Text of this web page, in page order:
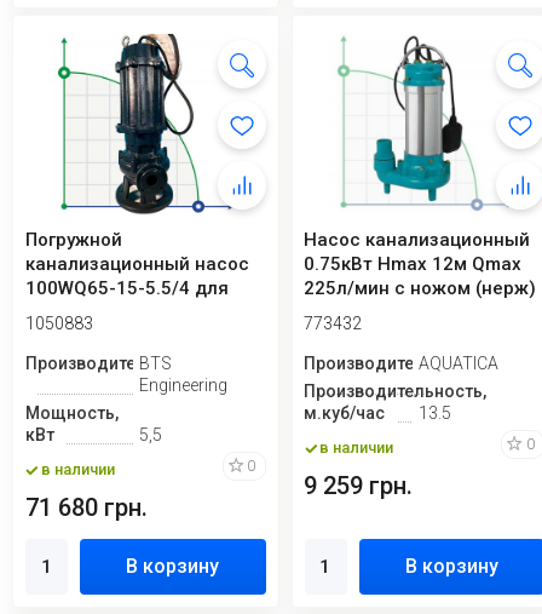
Погружной
канализационный насос
100WQ65-15-5.5/4 для
откачки грунтовых вод
1050883
ПроизводительBTS
Engineering
Мощность,
кВт
5,5
в наличии 0
71 680 грн.
В корзину
Насос канализационный
0.75кВт Hmax 12м Qmax
225л/мин с ножом (нерж)
AQUATICA ...
773432
ПроизводительAQUATICA
Производительность,
м.куб/час
13.5
в наличии 0
9 259 грн.
В корзину